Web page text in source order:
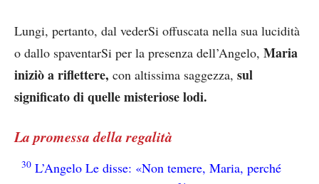
Lungi, pertanto, dal vederSi offuscata nella sua lucidità
o dallo spaventarSi per la presenza dell’Angelo, Maria
iniziò a riflettere, con altissima saggezza, sul
significato di quelle misteriose lodi.
La promessa della regalità
30 L’Angelo Le disse: «Non temere, Maria, perché